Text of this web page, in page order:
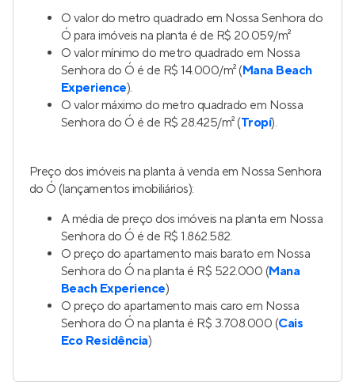
O valor do metro quadrado em Nossa Senhora do
Ó para imóveis na planta é de R$ 20.059/m²
O valor mínimo do metro quadrado em Nossa
Senhora do Ó é de R$ 14.000/m² (Mana Beach
Experience).
O valor máximo do metro quadrado em Nossa
Senhora do Ó é de R$ 28.425/m² (Tropí).
Preço dos imóveis na planta à venda em Nossa Senhora
do Ó (lançamentos imobiliários):
A média de preço dos imóveis na planta em Nossa
Senhora do Ó é de R$ 1.862.582.
O preço do apartamento mais barato em Nossa
Senhora do Ó na planta é R$ 522.000 (Mana
Beach Experience)
O preço do apartamento mais caro em Nossa
Senhora do Ó na planta é R$ 3.708.000 (Cais
Eco Residência)